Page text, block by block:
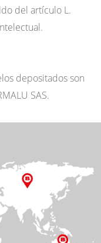
del artículo L.
depositados son
SAS.